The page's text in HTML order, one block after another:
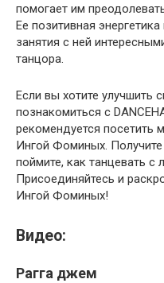
помогает им
Ее позитивная
занятия с ней
танцора.
Если вы хотите улучшить
познакомиться с
рекомендуется посетить
Ингой Фоминых.
поймите, как танцевать с
Присоединяйтесь и
Ингой Фоминых!
Видео:
Рагга джем